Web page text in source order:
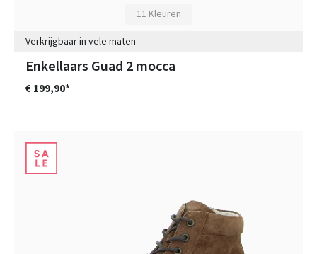
11 Kleuren
Verkrijgbaar in vele maten
Enkellaars Guad 2 mocca
€ 199,90*